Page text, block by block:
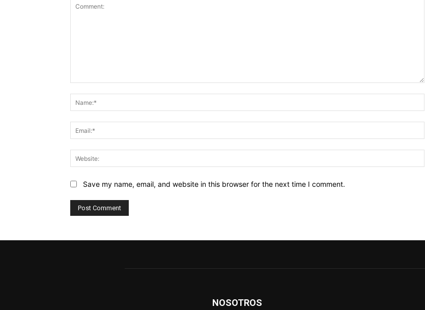
Save my name, email, and website in this browser for the next time I comment.
NOSOTROS